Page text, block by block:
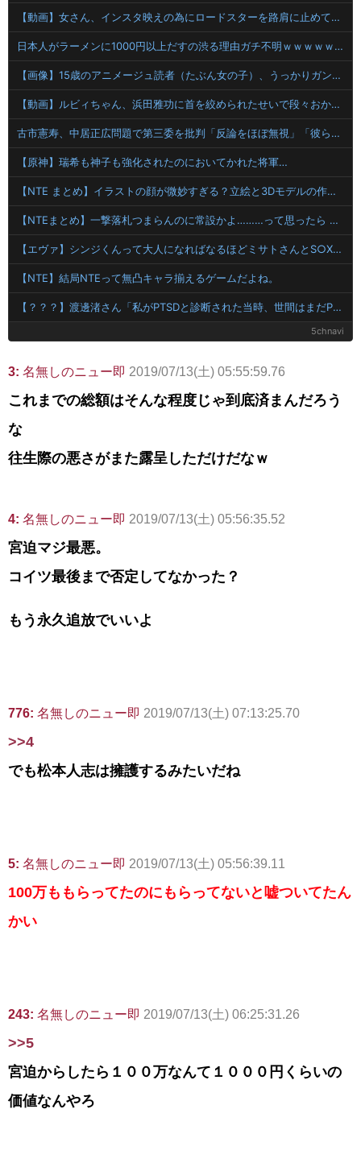
【動画】女さん、インスタ映えの為にロードスターを路肩に止めて記念撮影していたら後続車に突っ込まれて咽び泣くwwwwwwwwwwwwwww
日本人がラーメンに1000円以上だすの渋る理由ガチ不明ｗｗｗｗｗｗｗｗｗ
【画像】15歳のアニメージュ読者（たぶん女の子）、うっかりガンダム富野に質問してしまい無事に『反米』思想を叩き込まれる…
【動画】ルビィちゃん、浜田雅功に首を絞められたせいで段々おかしな仕事が増える
古市憲寿、中居正広問題で第三委を批判「反論をほぼ無視」「彼らが一方的に言ったことが世の中に定着してしまう」橋下徹も同調
【原神】瑞希も神子も強化されたのにおいてかれた将軍…
【NTE まとめ】イラストの顔が微妙すぎる？立絵と3Dモデルの作画クオリティを巡り物議
【NTEまとめ】一撃落札つまらんのに常設かよ………って思ったら にくきゅうと報酬共有なら棲み分け出来ていいね
【エヴァ】シンジくんって大人になればなるほどミサトさんとS○Xしなかった事
【NTE】結局NTEって無凸キャラ揃えるゲームだよね。
【？？？】渡邊渚さん「私がPTSDと診断された当時、世間はまだPTSDという言葉は浸透されていませんでした」
5chnavi
3: 名無しのニュー即 2019/07/13(土) 05:55:59.76
これまでの総額はそんな程度じゃ到底済まんだろう
な
往生際の悪さがまた露呈しただけだなｗ
4: 名無しのニュー即 2019/07/13(土) 05:56:35.52
宮迫マジ最悪。
コイツ最後まで否定してなかった？
もう永久追放でいいよ
776: 名無しのニュー即 2019/07/13(土) 07:13:25.70
>>4
でも松本人志は擁護するみたいだね
5: 名無しのニュー即 2019/07/13(土) 05:56:39.11
100万ももらってたのにもらってないと嘘ついてたん
かい
243: 名無しのニュー即 2019/07/13(土) 06:25:31.26
>>5
宮迫からしたら１００万なんて１０００円くらいの
価値なんやろ